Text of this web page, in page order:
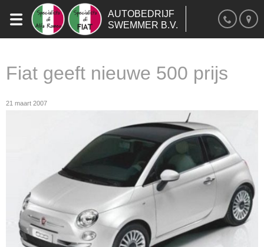
AUTOBEDRIJF
SWEMMER B.V.
Fiat geeft nieuwe 500 prijs
21 maart 2007